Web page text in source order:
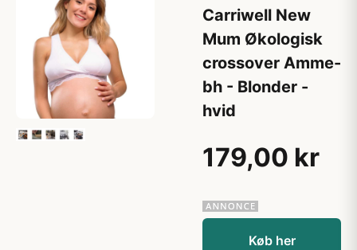
Carriwell New
Mum Økologisk
crossover Amme-
bh - Blonder -
hvid
179,00 kr
Køb her